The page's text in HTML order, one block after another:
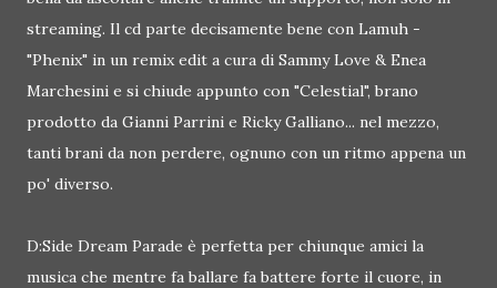
streaming. Il cd parte decisamente bene con Lamuh -
"Phenix" in un remix edit a cura di Sammy Love & Enea
Marchesini e si chiude appunto con "Celestial", brano
prodotto da Gianni Parrini e Ricky Galliano... nel mezzo,
tanti brani da non perdere, ognuno con un ritmo appena un
po' diverso.
D:Side Dream Parade è perfetta per chiunque amici la
musica che mentre fa ballare fa battere forte il cuore, in